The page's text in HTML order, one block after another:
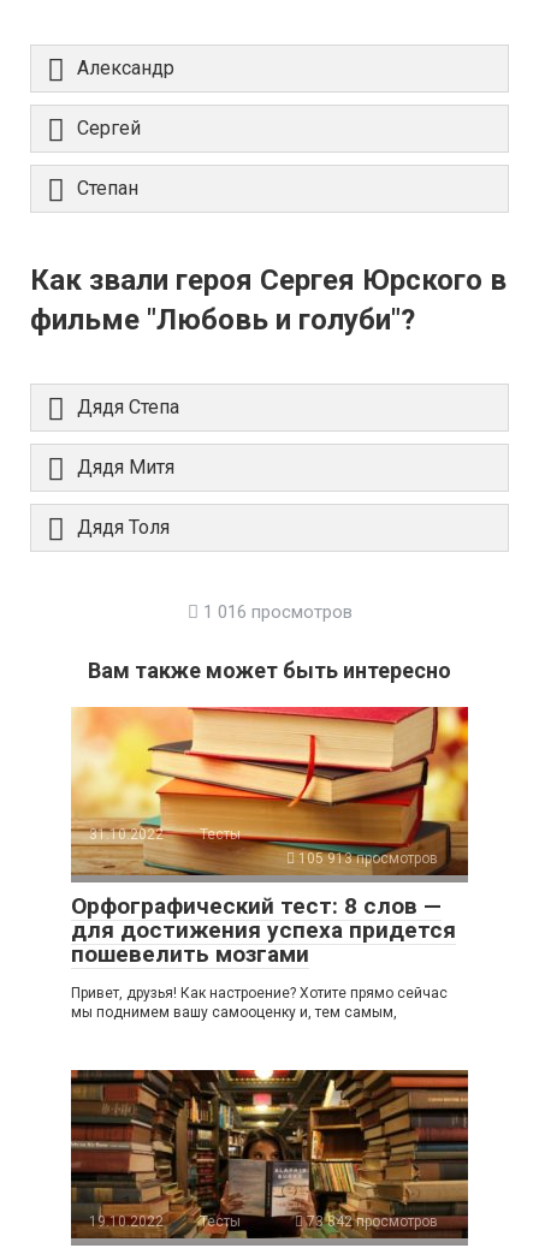
Александр
Сергей
Степан
Как звали героя Сергея Юрского в
фильме "Любовь и голуби"?
Дядя Степа
Дядя Митя
Дядя Толя
1 016 просмотров
Вам также может быть интересно
31.10.2022
Тесты
105 913 просмотров
Орфографический тест: 8 слов —
для достижения успеха придется
пошевелить мозгами
Привет, друзья! Как настроение? Хотите прямо сейчас
мы поднимем вашу самооценку и, тем самым,
19.10.2022 Тесты 73 842 просмотров